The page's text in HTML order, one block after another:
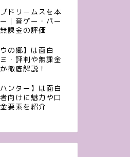
ドリームスを本
｜音ゲー・パー
課金の評価
の郷】は面白
・評判や無課金
徹底解説！
ハンター】は面白
向けに魅力や口
要素を紹介